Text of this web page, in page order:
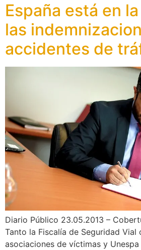
España está en
las
accidentes de
Diario Público 23.05.2013 –
Tanto la Fiscalía de Seguridad Vial
asociaciones de víctimas y